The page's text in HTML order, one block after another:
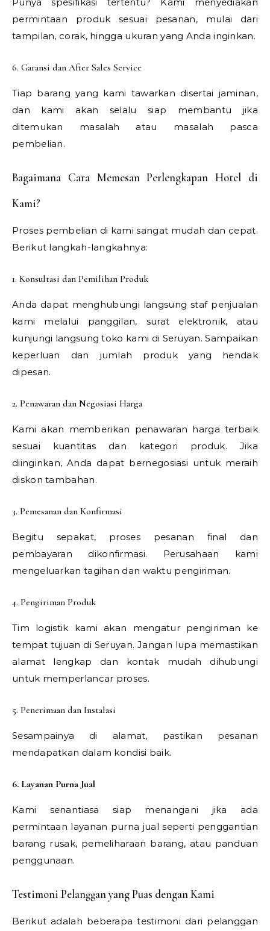
permintaan produk sesuai pesanan, mulai dari
tampilan, corak, hingga ukuran yang Anda inginkan.
6. Garansi dan After Sales Service
Tiap barang yang kami tawarkan disertai jaminan,
dan kami akan selalu siap membantu jika
ditemukan masalah atau masalah pasca
pembelian.
Bagaimana Cara Memesan Perlengkapan Hotel di
Kami?
Proses pembelian di kami sangat mudah dan cepat.
Berikut langkah-langkahnya:
1. Konsultasi dan Pemilihan Produk
Anda dapat menghubungi langsung staf penjualan
kami melalui panggilan, surat elektronik, atau
kunjungi langsung toko kami di Seruyan. Sampaikan
keperluan dan jumlah produk yang hendak
dipesan.
2. Penawaran dan Negosiasi Harga
Kami akan memberikan penawaran harga terbaik
sesuai kuantitas dan kategori produk. Jika
diinginkan, Anda dapat bernegosiasi untuk meraih
diskon tambahan.
3. Pemesanan dan Konfirmasi
Begitu sepakat, proses pesanan final dan
pembayaran dikonfirmasi. Perusahaan kami
mengeluarkan tagihan dan waktu pengiriman.
4. Pengiriman Produk
Tim logistik kami akan mengatur pengiriman ke
tempat tujuan di Seruyan. Jangan lupa memastikan
alamat lengkap dan kontak mudah dihubungi
untuk memperlancar proses.
5. Penerimaan dan Instalasi
Sesampainya di alamat, pastikan pesanan
mendapatkan dalam kondisi baik.
6. Layanan Purna Jual
Kami senantiasa siap menangani jika ada
permintaan layanan purna jual seperti penggantian
barang rusak, pemeliharaan barang, atau panduan
penggunaan.
Testimoni Pelanggan yang Puas dengan Kami
Berikut adalah beberapa testimoni dari pelanggan